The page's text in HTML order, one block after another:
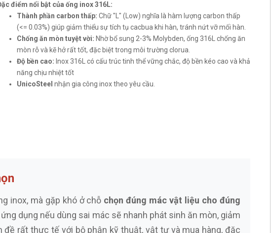
điểm nổi bật của ống inox 316L:
Thành phần carbon thấp: Chữ "L" (Low) nghĩa là hàm lượng carbon thấp
(<= 0.03%) giúp giảm thiểu sự tích tụ cacbua khi hàn, tránh nứt vỡ mối hàn.
Chống ăn mòn tuyệt vời: Nhờ bổ sung 2-3% Molybden, ống 316L chống ăn
mòn rỗ và kẽ hở rất tốt, đặc biệt trong môi trường clorua.
Độ bền cao: Inox 316L có cấu trúc tinh thể vững chắc, độ bền kéo cao và khả
năng chịu nhiệt tốt
UnicoSteel nhận gia công inox theo yêu cầu.
inox, mà gặp khó ở chỗ chọn đúng mác vật liệu cho đúng
dụng nếu dùng sai mác sẽ nhanh phát sinh ăn mòn, giảm
rất thực tế với bộ phận kỹ thuật, vật tư và mua hàng, đặc